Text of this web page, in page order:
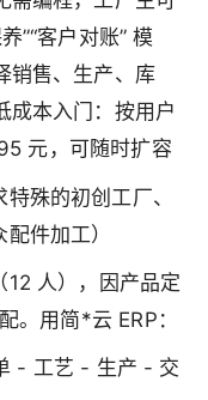
”“客户对账” 模
销售、生产、库
成本入门：按用户
元，可随时扩容
殊的初创工厂、
件加工）
人），因产品定
。用简*云 ERP：
- 工艺 - 生产 - 交